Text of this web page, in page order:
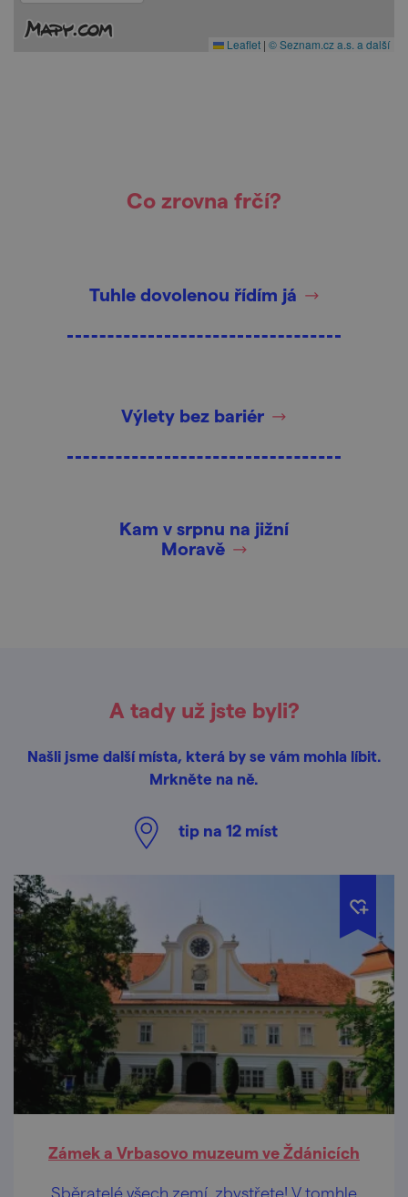
Leaflet | © Seznam.cz a.s. a další
Co zrovna frčí?
Tuhle dovolenou řídím já
Výlety bez bariér
Kam v srpnu na jižní
Moravě
A tady už jste byli?
Našli jsme další místa, která by se vám mohla líbit.
Mrkněte na ně.
tip na 12 míst
Zámek a Vrbasovo muzeum ve Ždánicích
Sběratelé všech zemí, zbystřete! V tomhle